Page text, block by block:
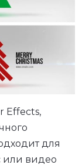
Effects,
для
или видео